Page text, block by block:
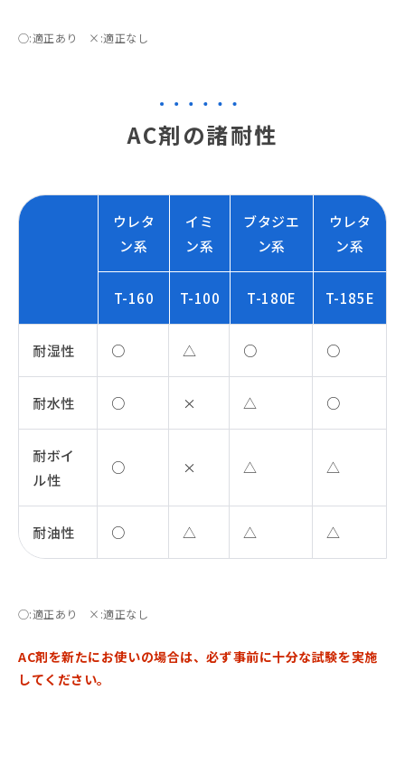
○:適正あり ×:適正なし
AC剤の諸耐性
ウレタ
ン系
イミ
ン系
ブタジエ
ン系
ウレタ
ン系
T-160 T-100 T-180E T-185E
耐湿性 ○ △ ○ ○
耐水性 ○ × △ ○
耐ボイ
ル性
○ × △ △
耐油性 ○ △ △ △
○:適正あり ×:適正なし
AC剤を新たにお使いの場合は、必ず事前に十分な試験を実施
してください。